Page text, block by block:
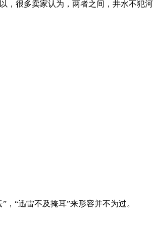
很多卖家认为，两者之间，井水不犯河
“迅雷不及掩耳”来形容并不为过。